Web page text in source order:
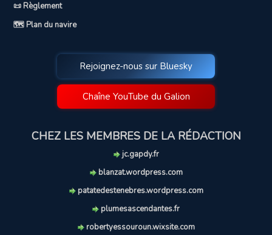
📜 Règlement
🗺️ Plan du navire
Rejoignez-nous sur Bluesky
Chaîne YouTube du Galion
CHEZ LES MEMBRES DE LA RÉDACTION
jc.gapdy.fr
blanzat.wordpress.com
patatedestenebres.wordpress.com
plumesascendantes.fr
robertyessouroun.wixsite.com